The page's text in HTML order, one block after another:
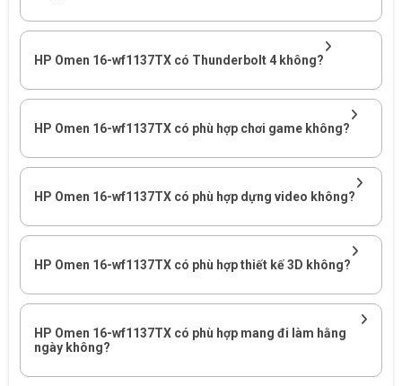
NVIDIA GeForce RTX 4070 Laptop GPU với 8GB
GDDR6.
Windows 11 Home.
Bảng cấu hình chính của HP Omen 16-wf1137TX
Vai trò
GPU RTX 4070 8GB GDDR6 Game,
RAM 32GB DDR5-5600, 2 x 16GB Đa
SSD 1TB PCIe Gen4 NVMe TLC
Màn hình 16,1 inch QHD 240Hz Gaming
HP Omen 16-wf1137TX có Thunderbolt 4 không?
HP Omen 16-wf1137TX có phù hợp chơi game không?
HP Omen 16-wf1137TX có phù hợp dựng video không?
HP Omen 16-wf1137TX có phù hợp thiết kế 3D không?
HP Omen 16-wf1137TX có phù hợp mang đi làm hằng
ngày không?